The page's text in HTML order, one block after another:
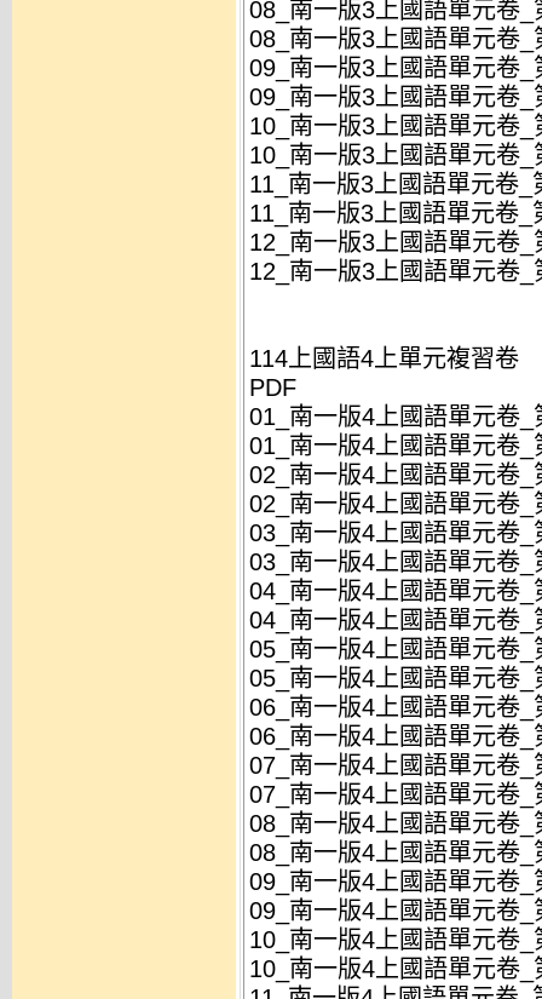
08_南一版3上國語單元卷
08_南一版3上國語單元卷
09_南一版3上國語單元卷
09_南一版3上國語單元卷
10_南一版3上國語單元卷
10_南一版3上國語單元卷
11_南一版3上國語單元卷
11_南一版3上國語單元卷
12_南一版3上國語單元卷
12_南一版3上國語單元卷
114上國語4上單元複習卷
PDF
01_南一版4上國語單元卷
01_南一版4上國語單元卷
02_南一版4上國語單元卷
02_南一版4上國語單元卷
03_南一版4上國語單元卷
03_南一版4上國語單元卷
04_南一版4上國語單元卷
04_南一版4上國語單元卷
05_南一版4上國語單元卷
05_南一版4上國語單元卷
06_南一版4上國語單元卷
06_南一版4上國語單元卷
07_南一版4上國語單元卷
07_南一版4上國語單元卷
08_南一版4上國語單元卷
08_南一版4上國語單元卷
09_南一版4上國語單元卷
09_南一版4上國語單元卷
10_南一版4上國語單元卷
10_南一版4上國語單元卷